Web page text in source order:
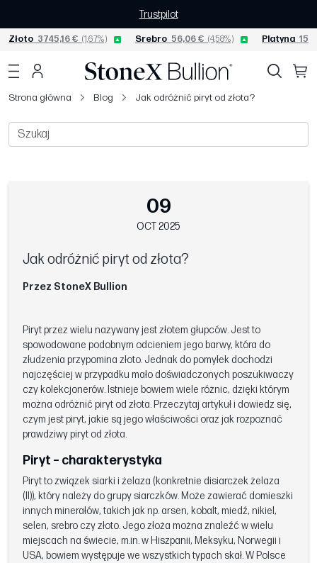
Trustpilot
Złoto 3745,16 € (1,67%) Srebro 56,06 € (4,58%) Platyna
Strona główna Blog Jak odróżnić piryt od złota?
09
OCT 2025
Jak odróżnić piryt od złota?
Przez StoneX Bullion
Piryt przez wielu nazywany jest złotem głupców. Jest to
spowodowane podobnym odcieniem jego barwy, która do
złudzenia przypomina złoto. Jednak do pomyłek dochodzi
najczęściej w przypadku mało doświadczonych poszukiwaczy
czy kolekcjonerów. Istnieje bowiem wiele różnic, dzięki którym
można odróżnić piryt od złota. Przeczytaj artykuł i dowiedz się,
czym jest piryt, jakie są jego właściwości oraz jak rozpoznać
prawdziwy piryt od złota.
Piryt – charakterystyka
Piryt to związek siarki i żelaza (konkretnie disiarczek żelaza
(II)), który należy do grupy siarczków. Może zawierać domieszki
innych minerałów, takich jak np. arsen, kobalt, miedź, nikiel,
selen, srebro czy złoto. Jego złoża można znaleźć w wielu
miejscach na świecie, m.in. w Hiszpanii, Meksyku, Norwegii i
USA, bowiem występuje we wszystkich typach skał. W Polsce